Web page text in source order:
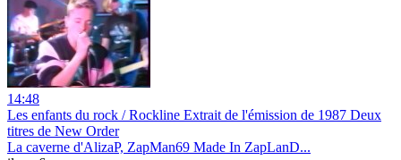
14:48
Les enfants du rock / Rockline Extrait de l'émission de 1987 Deux
titres de New Order
La caverne d'AlizaP, ZapMan69 Made In ZapLanD...